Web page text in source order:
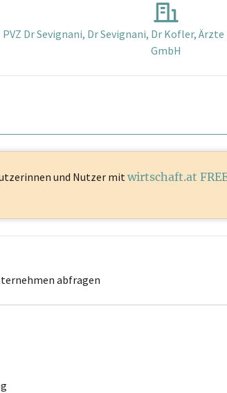
PVZ Dr Sevignani, Dr Sevignani, Dr Kofler,
GmbH
und Nutzer mit wirtschaft.at
abfragen